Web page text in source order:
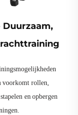
Duurzaam,
voorkomt rollen,
en opbergen